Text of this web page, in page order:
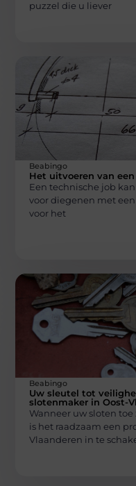
puzzel die u liever
Beabingo
Het uitvoeren van
Een technische job
voor diegenen met
voor het
Beabingo
Uw sleutel tot
slotenmaker in Oost-
Wanneer uw sloten
is het raadzaam een
Vlaanderen in te